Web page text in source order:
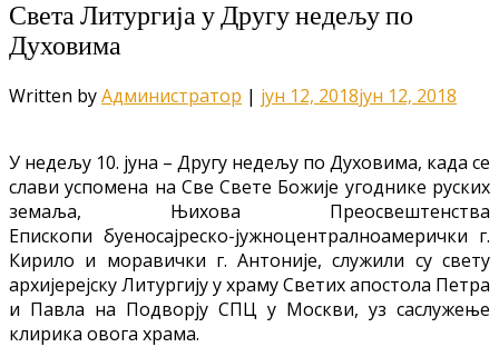
Света Литургија у Другу недељу по
Духовима
Written byАдминистратор | јун 12, 2018јун 12, 2018
У недељу 10. јуна – Другу недељу по Духовима, када се
слави успомена на Све Свете Божије угоднике руских
земаља, Њихова Преосвештенства
Епископи буеносајреско-јужноцентралноамерички г.
Кирило и моравички г. Антоније, служили су свету
архијерејску Литургију у храму Светих апостола Петра
и Павла на Подворју СПЦ у Москви, уз саслужење
клирика овога храма.